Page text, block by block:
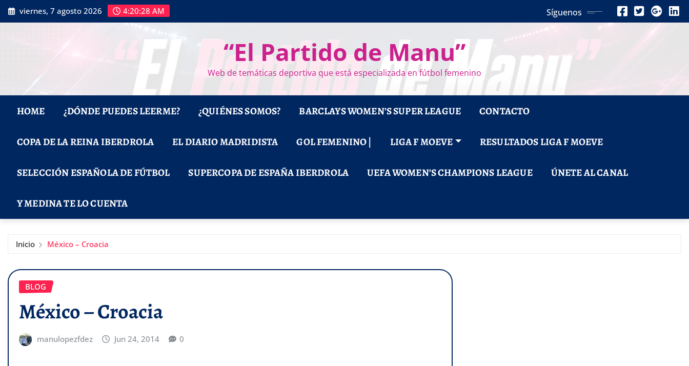
Saltar
al
viernes, 7 agosto 2026 4:20:29 AM Síguenos
“El Partido de Manu”
Web de temáticas deportiva que está especializada en fútbol femenino
HOME ¿DÓNDE PUEDES LEERME? ¿QUIÉNES SOMOS? BARCLAYS WOMEN’S SUPER LEAGUE CONTACTO
COPA DE LA REINA IBERDROLA EL DIARIO MADRIDISTA GOL FEMENINO | LIGA F MOEVE RESULTADOS LIGA F MOEVE
SELECCIÓN ESPAÑOLA DE FÚTBOL SUPERCOPA DE ESPAÑA IBERDROLA UEFA WOMEN’S CHAMPIONS LEAGUE ÚNETE AL CANAL
Y MEDINA TE LO CUENTA
Inicio México – Croacia
BLOG
México – Croacia
manulopezfdez Jun 24, 2014 0